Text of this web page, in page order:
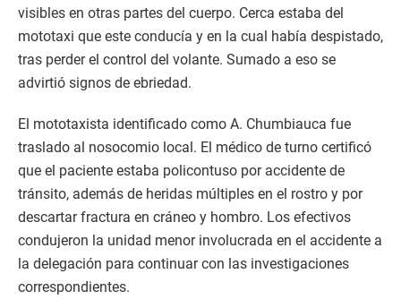
visibles en otras partes del cuerpo. Cerca estaba del
mototaxi que este conducía y en la cual había despistado,
tras perder el control del volante. Sumado a eso se
advirtió signos de ebriedad.
El mototaxista identificado como A. Chumbiauca fue
traslado al nosocomio local. El médico de turno certificó
que el paciente estaba policontuso por accidente de
tránsito, además de heridas múltiples en el rostro y por
descartar fractura en cráneo y hombro. Los efectivos
condujeron la unidad menor involucrada en el accidente a
la delegación para continuar con las investigaciones
correspondientes.